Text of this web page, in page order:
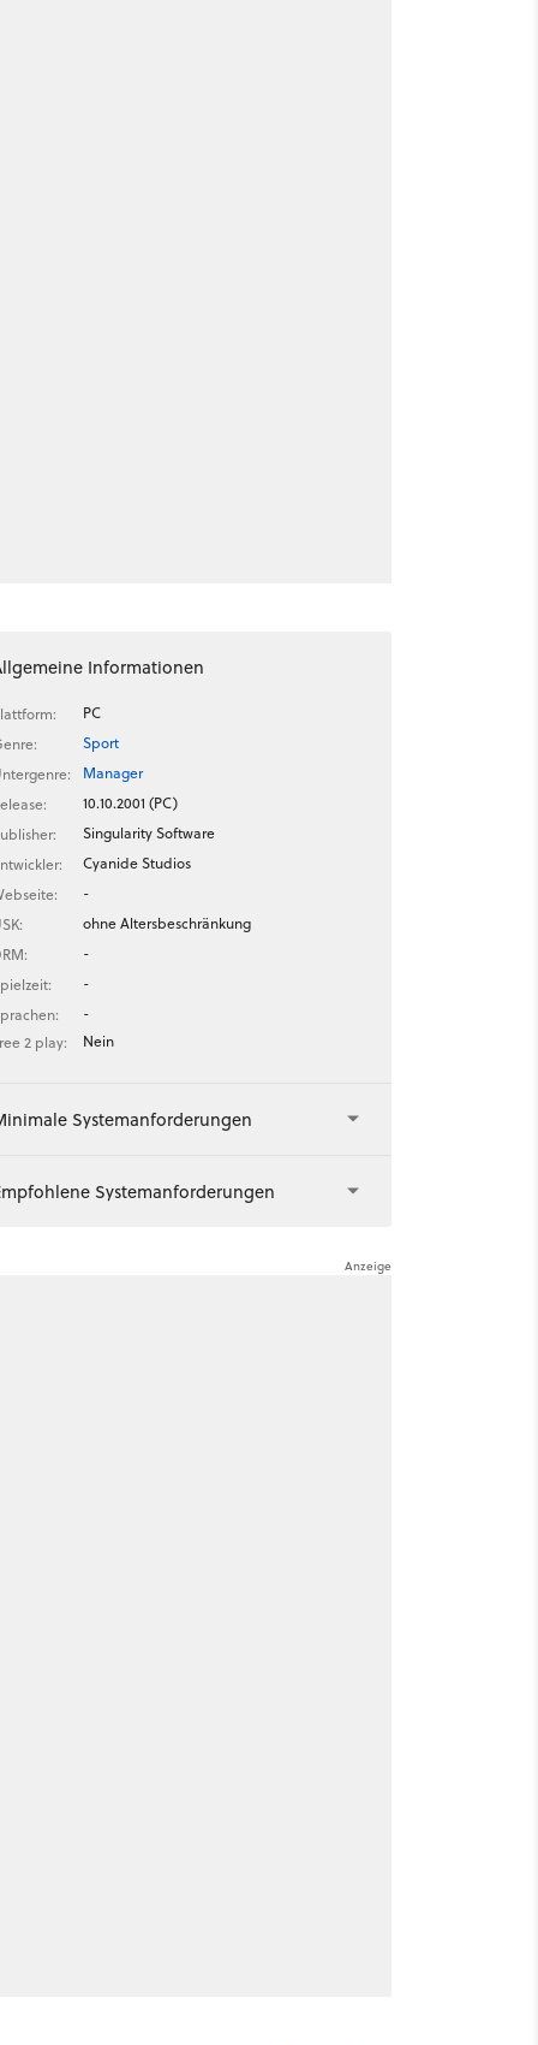
Informationen
PC
Sport
Manager
10.10.2001 (PC)
Singularity Software
Cyanide Studios
-
ohne Altersbeschränkung
-
-
-
2 play:
Nein
Systemanforderungen
Systemanforderungen